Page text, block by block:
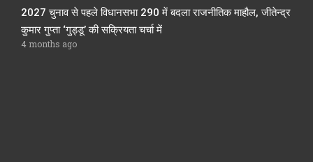
2027 चुनाव से पहले विधानसभा 290 में बदला राजनीतिक माहौल, जीतेन्द्र
कुमार गुप्ता ‘गुड्डू’ की सक्रियता चर्चा में
4 months ago